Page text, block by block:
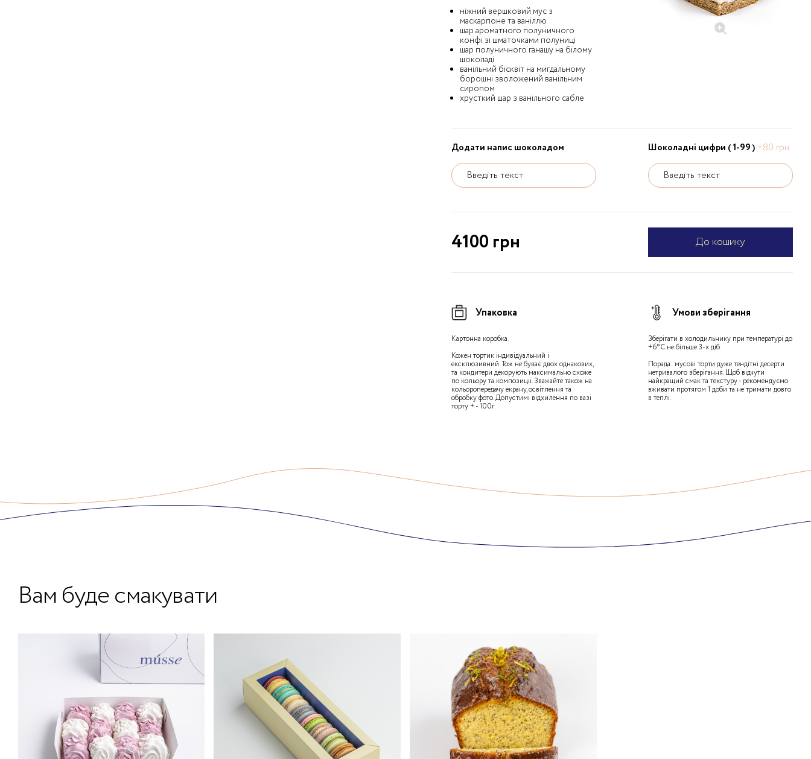
ніжний вершковий мус з
маскарпоне та ваніллю
шар ароматного полуничного
конфі зі шматочками полуниці
шар полуничного ганашу на білому
шоколаді
ванільний бісквіт на мигдальному
борошні зволожений ванільним
сиропом
хрусткий шар з ванільного сабле
Додати напис шоколадом
Введіть текст
Шоколадні цифри ( 1-99 ) +80 грн
Введіть текст
4100 грн До кошику
Упаковка
Картонна коробка.
Кожен тортик індивідуальний і
ексклюзивний. Тож не буває двох однакових,
та кондитери декорують максимально схоже
по кольору та композиції. Зважайте також на
кольоропередачу екрану, освітлення та
обробку фото. Допустимі відхилення по вазі
торту + - 100г
Умови зберігання
Зберігати в холодильнику при температурі до
+6°С не більше 3-х діб.
Порада: мусові торти дуже тендітні десерти
нетривалого зберігання. Щоб відчути
найкращий смак та текстуру - рекомендуємо
вживати протягом 1 доби та не тримати довго
в теплі.
Вам буде смакувати